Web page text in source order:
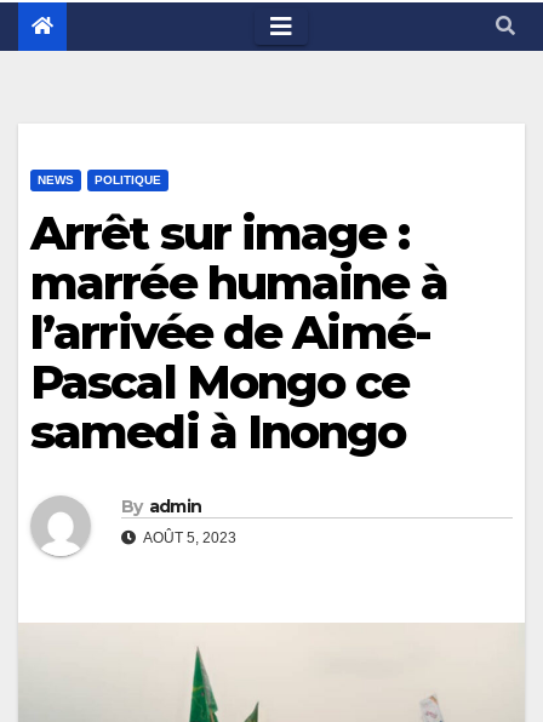
NEWS POLITIQUE
Arrêt sur image :
marrée humaine à
l’arrivée de Aimé-
Pascal Mongo ce
samedi à Inongo
By admin
AOÛT 5, 2023